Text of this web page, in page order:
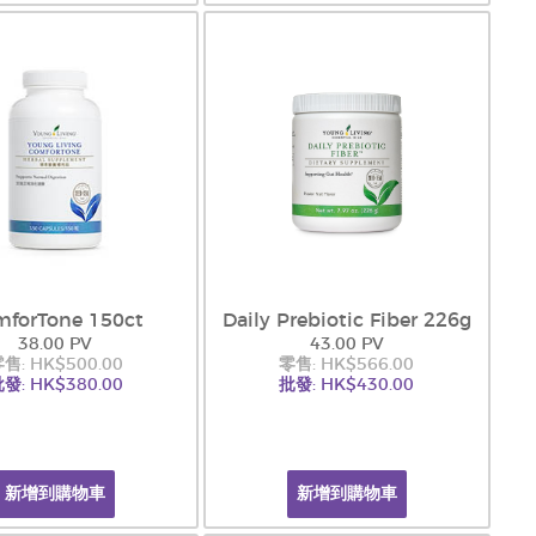
150ct
38.00 PV
售: HK$500.00
發: HK$380.00
新增到購物車
Daily Prebiotic Fiber 226g
43.00 PV
零售: HK$566.00
批發: HK$430.00
新增到購物車